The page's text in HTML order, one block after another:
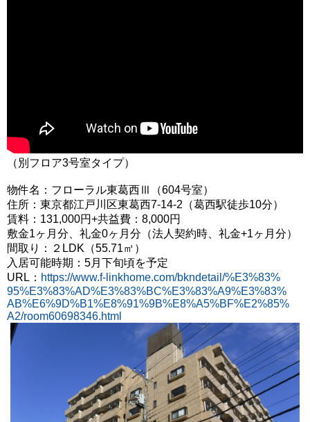
（別フロア3号室タイプ）
物件名：フローラル東葛西Ⅲ（604号室）
住所：東京都江戸川区東葛西7-14-2（葛西駅徒歩10分）
賃料：131,000円+共益費：8,000円
敷金1ヶ月分、礼金0ヶ月分（法人契約時、礼金+1ヶ月分）
間取り：２LDK（55.71㎡）
入居可能時期：5月下旬頃を予定
URL： https://www.f-linkhome.com/bkndetail/%E3%83%
95%E3%83%AD%E3%83%BC%E3%83%A9%E3%83%
AB%E6%9D%B1%E8%91%9B%E8%A5%BF%E2%85%
A2/room60698346.html